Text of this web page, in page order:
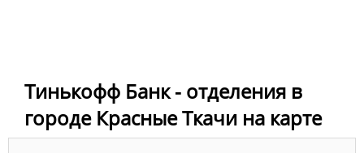
Тинькофф Банк - отделения в
городе Красные Ткачи на карте